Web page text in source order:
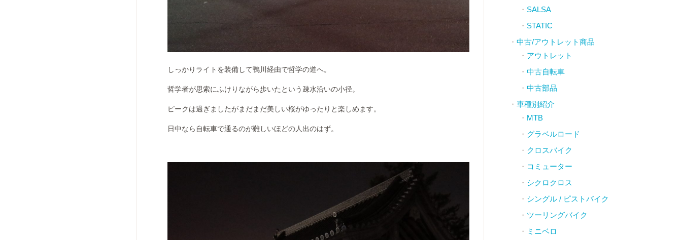
しっかりライトを装備して鴨川経由で哲学の道へ。
哲学者が思索にふけりながら歩いたという疎水沿いの小径。
ピークは過ぎましたがまだまだ美しい桜がゆったりと楽しめます。
日中なら自転車で通るのが難しいほどの人出のはず。
SALSA
STATIC
中古/アウトレット商品
アウトレット
中古自転車
中古部品
車種別紹介
MTB
グラベルロード
クロスバイク
コミューター
シクロクロス
シングル / ピストバイク
ツーリングバイク
ミニベロ